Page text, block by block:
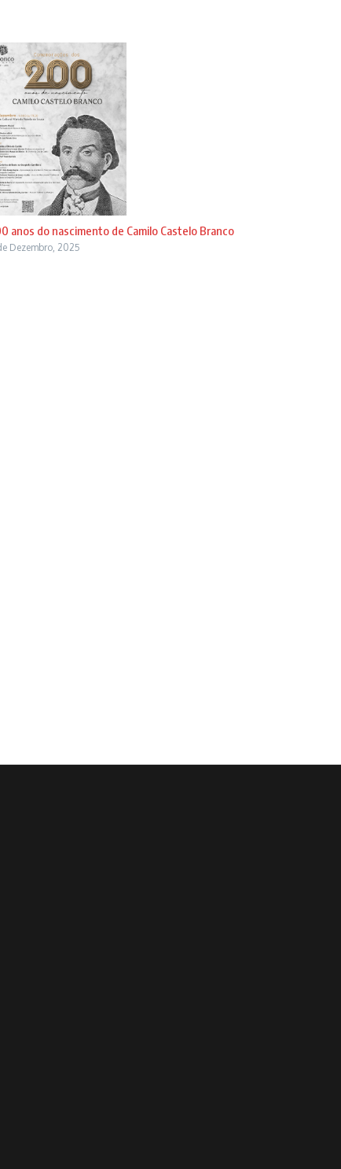
anos do nascimento de Camilo Castelo Branco
Dezembro, 2025